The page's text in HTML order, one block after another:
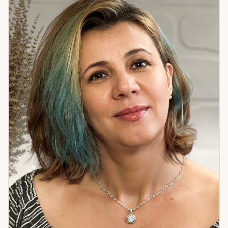
взаимопониманию, движению. В работе с состоянием я
анализирую, что именно блокирует движение к целям.
Убираю негативные программы — те, что человек накопил
сам или получил извне. Загружаю ресурсные. Ставлю
защиту, которая держится и не требует постоянного
обновления. 25 лет практики — это путь от «точных
раскладов» до настоящей системной работы. Если вам
нужен не красивый прогноз, а реальное изменение
ситуации — я готова работать с вами.